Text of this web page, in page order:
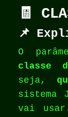
🧾
📌
O
classe
seja,
sistema
vai